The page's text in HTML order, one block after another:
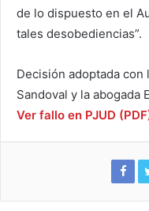
de lo dispuesto en el
tales desobediencias”.
Decisión adoptada
Sandoval y la abogada
Ver fallo en PJUD